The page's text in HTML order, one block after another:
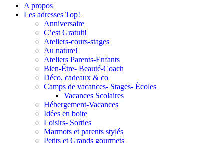
A propos
Les adresses Top!
Anniversaire
C’est Gratuit!
Ateliers-cours-stages
Au naturel
Ateliers Parents-Enfants
Bien-Être- Beauté-Coach
Déco, cadeaux & co
Camps de vacances- Stages- Écoles
Vacances Scolaires
Hébergement-Vacances
Idées en boite
Loisirs- Sorties
Marmots et parents stylés
Petits et Grands gourmets